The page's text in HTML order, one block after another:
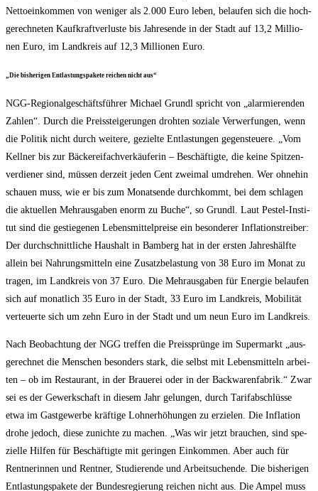
Net­to­ein­kom­men von weni­ger als 2.000 Euro leben, belau­fen sich die hoch­
ge­rech­ne­ten Kauf­kraft­ver­lus­te bis Jah­res­en­de in der Stadt auf 13,2 Mil­lio­
nen Euro, im Land­kreis auf 12,3 Mil­lio­nen Euro.
„Die bis­he­ri­gen Ent­las­tungs­pa­ke­te rei­chen nicht aus“
NGG-Regio­nal­ge­schäfts­füh­rer Micha­el Grundl spricht von „alar­mie­ren­den
Zah­len“. Durch die Preis­stei­ge­run­gen droh­ten sozia­le Ver­wer­fun­gen, wenn
die Poli­tik nicht durch wei­te­re, geziel­te Ent­las­tun­gen gegen­steue­re. „Vom
Kell­ner bis zur Bäcke­rei­fach­ver­käu­fe­rin – Beschäf­tig­te, die kei­ne Spit­zen­
ver­die­ner sind, müs­sen der­zeit jeden Cent zwei­mal umdre­hen. Wer ohne­hin
schau­en muss, wie er bis zum Monats­en­de durch­kommt, bei dem schla­gen
die aktu­el­len Mehr­aus­ga­ben enorm zu Buche“, so Grundl. Laut Pest­el-Insti­
tut sind die gestie­ge­nen Lebens­mit­tel­prei­se ein beson­de­rer Infla­ti­ons­trei­ber:
Der durch­schnitt­li­che Haus­halt in Bam­berg hat in der ers­ten Jah­res­hälf­te
allein bei Nah­rungs­mit­teln eine Zusatz­be­las­tung von 38 Euro im Monat zu
tra­gen, im Land­kreis von 37 Euro. Die Mehr­aus­ga­ben für Ener­gie belau­fen
sich auf monat­lich 35 Euro in der Stadt, 33 Euro im Land­kreis, Mobi­li­tät
ver­teu­er­te sich um zehn Euro in der Stadt und um neun Euro im Landkreis.
Nach Beob­ach­tung der NGG tref­fen die Preis­sprün­ge im Super­markt „aus­
ge­rech­net die Men­schen beson­ders stark, die selbst mit Lebens­mit­teln arbei­
ten – ob im Restau­rant, in der Braue­rei oder in der Back­wa­ren­fa­brik.“ Zwar
sei es der Gewerk­schaft in die­sem Jahr gelun­gen, durch Tarif­ab­schlüs­se
etwa im Gast­ge­wer­be kräf­ti­ge Lohn­er­hö­hun­gen zu erzie­len. Die Infla­ti­on
dro­he jedoch, die­se zunich­te zu machen. „Was wir jetzt brau­chen, sind spe­
zi­el­le Hil­fen für Beschäf­tig­te mit gerin­gen Ein­kom­men. Aber auch für
Rent­ne­rin­nen und Rent­ner, Stu­die­ren­de und Arbeit­su­chen­de. Die bis­he­ri­gen
Ent­las­tungs­pa­ke­te der Bun­des­re­gie­rung rei­chen nicht aus. Die Ampel muss